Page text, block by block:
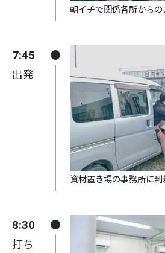
朝イチで関係各所からの
7:45
出発
資材置き場の事務所に到
8:30
打ち